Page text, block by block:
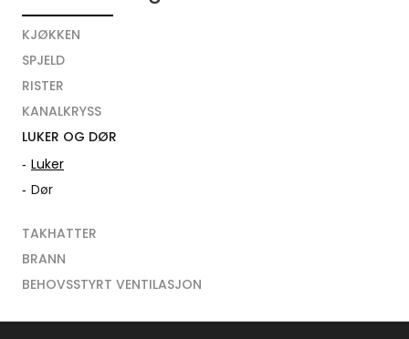
KJØKKEN
SPJELD
RISTER
KANALKRYSS
LUKER OG DØR
Luker
Dør
TAKHATTER
BRANN
BEHOVSSTYRT VENTILASJON